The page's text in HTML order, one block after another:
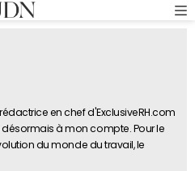
en chef d'ExclusiveRH.com
à mon compte. Pour le
du monde du travail, le